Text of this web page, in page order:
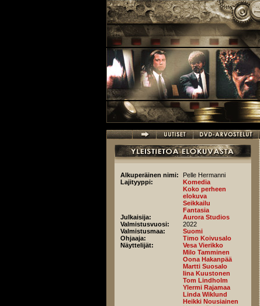
Alkuperäinen nimi:
Pelle Hermanni
Lajityyppi:
Komedia
Koko perheen
elokuva
Seikkailu
Fantasia
Julkaisija:
Aurora Studios
Valmistusvuosi:
2022
Valmistusmaa:
Suomi
Ohjaaja:
Timo Koivusalo
Näyttelijät:
Vesa Vierikko
Milo Tamminen
Oona Hakanpää
Martti Suosalo
Iina Kuustonen
Tom Lindholm
Ylermi Rajamaa
Linda Wiklund
Heikki Nousiainen